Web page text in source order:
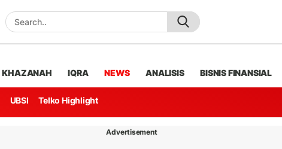
KHAZANAH IQRA NEWS ANALISIS BISNIS FINANSIAL
UBSI Telko Highlight
Advertisement